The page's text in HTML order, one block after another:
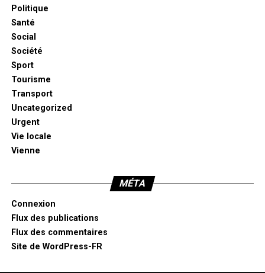
Politique
Santé
Social
Société
Sport
Tourisme
Transport
Uncategorized
Urgent
Vie locale
Vienne
MÉTA
Connexion
Flux des publications
Flux des commentaires
Site de WordPress-FR